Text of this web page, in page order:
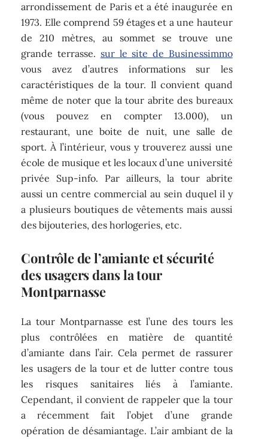
arrondissement de Paris et a été inaugurée en
1973. Elle comprend 59 étages et a une hauteur
de 210 mètres, au sommet se trouve une
grande terrasse. sur le site de Businessimmo
vous avez d’autres informations sur les
caractéristiques de la tour. Il convient quand
même de noter que la tour abrite des bureaux
(vous pouvez en compter 13.000), un
restaurant, une boite de nuit, une salle de
sport. À l’intérieur, vous y trouverez aussi une
école de musique et les locaux d’une université
privée Sup-info. Par ailleurs, la tour abrite
aussi un centre commercial au sein duquel il y
a plusieurs boutiques de vêtements mais aussi
des bijouteries, des horlogeries, etc.
Contrôle de l’amiante et sécurité
des usagers dans la tour
Montparnasse
La tour Montparnasse est l’une des tours les
plus contrôlées en matière de quantité
d’amiante dans l’air. Cela permet de rassurer
les usagers de la tour et de lutter contre tous
les risques sanitaires liés à l’amiante.
Cependant, il convient de rappeler que la tour
a récemment fait l’objet d’une grande
opération de désamiantage. L’air ambiant de la